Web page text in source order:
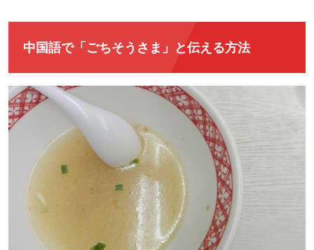
中国語で「ごちそうさま」と伝える方法